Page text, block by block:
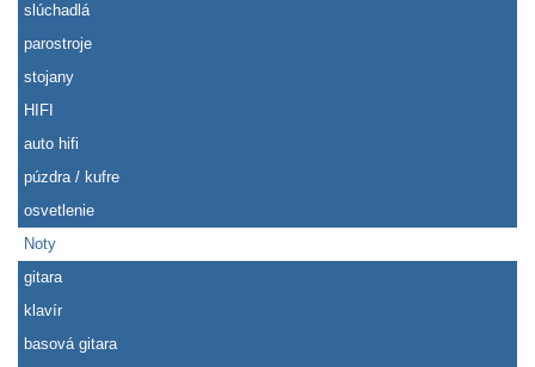
slúchadlá
parostroje
stojany
HIFI
auto hifi
púzdra / kufre
osvetlenie
Noty
gitara
klavír
basová gitara